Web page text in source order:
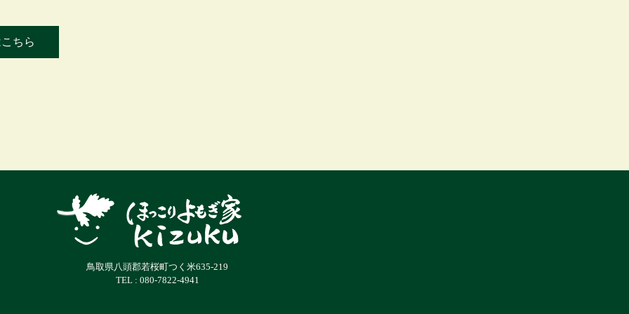
ちら
鳥取県八頭郡若桜町つく米635-219
TEL : 080-7822-4941